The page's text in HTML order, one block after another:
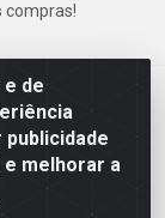
de
melhorar a
compras!
de Morais, 2471 -
24.150.377/0003-